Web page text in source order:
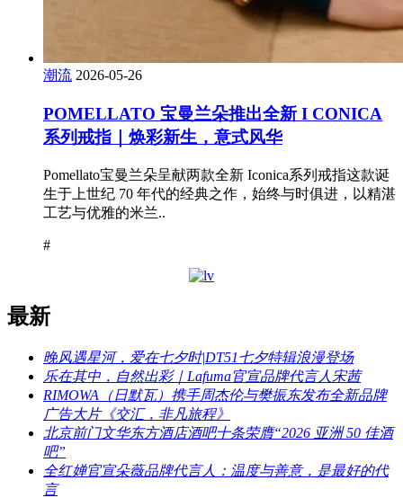
潮流 2026-05-26
POMELLATO 宝曼兰朵推出全新 I CONICA
系列戒指｜焕彩新生，意式风华
Pomellato宝曼兰朵呈献两款全新 Iconica系列戒指这款诞
生于上世纪 70 年代的经典之作，始终与时俱进，以精湛
工艺与优雅的米兰..
#
最新
晚风遇星河，爱在七夕时|DT51七夕特辑浪漫登场
乐在其中，自然出彩｜Lafuma官宣品牌代言人宋茜
RIMOWA（日默瓦）携手周杰伦与樊振东发布全新品牌
广告大片《交汇，非凡旅程》
北京前门文华东方酒店酒吧十条荣膺“2026 亚洲 50 佳酒
吧”
全红婵官宣朵薇品牌代言人：温度与善意，是最好的代
言